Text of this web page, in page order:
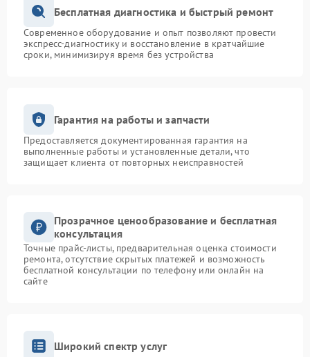
Бесплатная диагностика и быстрый ремонт
Современное оборудование и опыт позволяют провести
экспресс-диагностику и восстановление в кратчайшие
сроки, минимизируя время без устройства
Гарантия на работы и запчасти
Предоставляется документированная гарантия на
выполненные работы и установленные детали, что
защищает клиента от повторных неисправностей
Прозрачное ценообразование и бесплатная
консультация
Точные прайс-листы, предварительная оценка стоимости
ремонта, отсутствие скрытых платежей и возможность
бесплатной консультации по телефону или онлайн на
сайте
Широкий спектр услуг